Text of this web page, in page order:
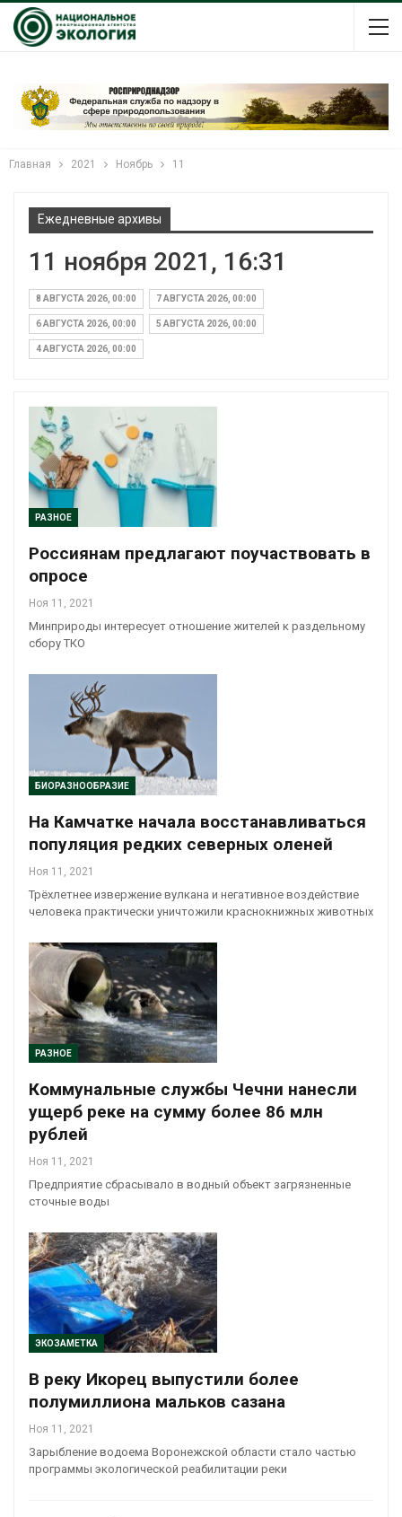
Главная 2021 Ноябрь 11
Ежедневные архивы
11 ноября 2021, 16:31
8 АВГУСТА 2026, 00:00 7 АВГУСТА 2026, 00:00
6 АВГУСТА 2026, 00:00 5 АВГУСТА 2026, 00:00
4 АВГУСТА 2026, 00:00
РАЗНОЕ
Россиянам предлагают поучаствовать в
опросе
Ноя 11, 2021
Минприроды интересует отношение жителей к раздельному
сбору ТКО
БИОРАЗНООБРАЗИЕ
На Камчатке начала восстанавливаться
популяция редких северных оленей
Ноя 11, 2021
Трёхлетнее извержение вулкана и негативное воздействие
человека практически уничтожили краснокнижных животных
РАЗНОЕ
Коммунальные службы Чечни нанесли
ущерб реке на сумму более 86 млн
рублей
Ноя 11, 2021
Предприятие сбрасывало в водный объект загрязненные
сточные воды
ЭКОЗАМЕТКА
В реку Икорец выпустили более
полумиллиона мальков сазана
Ноя 11, 2021
Зарыбление водоема Воронежской области стало частью
программы экологической реабилитации реки